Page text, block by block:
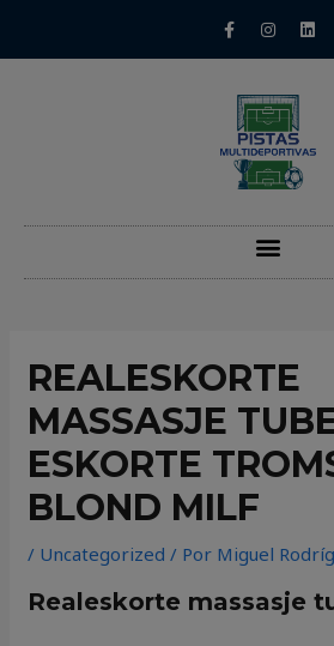
REALESKORTE
MASSASJE
ESKORTE
BLOND MILF
/ Uncategorized / Por Miguel
Realeskorte massasje